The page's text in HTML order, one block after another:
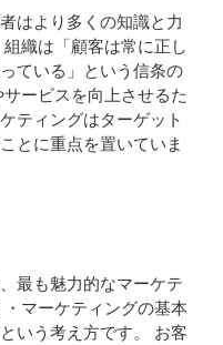
はより多くの知識と力
織は「顧客は常に正し
ている」という信条の
ービスを向上させるた
ティングはターゲット
とに重点を置いていま
最も魅力的なマーケテ
マーケティングの基本
いう考え方です。 お客